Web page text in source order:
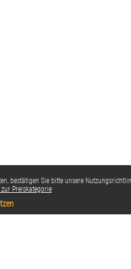
bestätigen Sie bitte unsere
Preiskategorie